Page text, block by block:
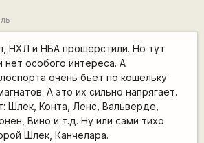
НХЛ и НБА прошерстили. Но тут
нет особого интереса. А
очень бьет по кошельку
А это их сильно напрягает.
Шлек, Конта, Ленс, Вальверде,
Вино и т.д. Ну или сами тихо
Шлек, Канчелара.